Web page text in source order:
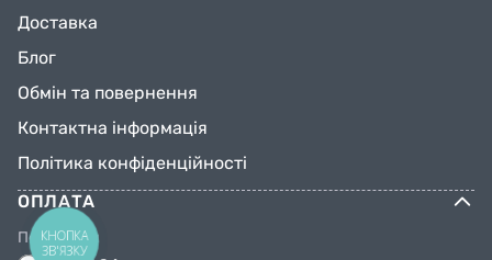
Доставка
Блог
Обмін та повернення
Контактна інформація
Політика конфіденційності
ОПЛАТА
Переказом
КНОПКА
ЗВ'ЯЗКУ